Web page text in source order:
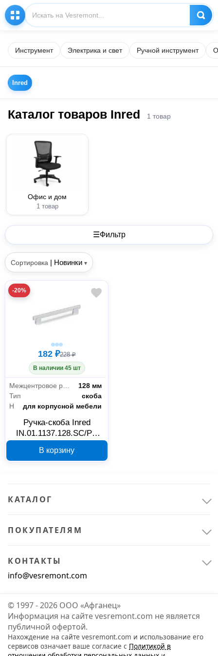
Инструмент Электрика и свет Ручной инструмент
Inred
Каталог товаров Inred 1 товар
Офис и дом
1 товар
☰Фильтр
Сортировка | Новинки ▾
-20%
182 ₽228 ₽
В наличии 45 шт
128 мм
Тип
скоба
для корпусной мебели
Ручка-скоба Inred
IN.01.1137.128.SC/PC
В корзину
КАТАЛОГ
ПОКУПАТЕЛЯМ
КОНТАКТЫ
info@vesremont.com
© 1997 - 2026 ООО «Афганец»
Информация на сайте vesremont.com не является
публичной офертой.
Нахождение на сайте vesremont.com и использование его
сервисов означает ваше согласие с Политикой в